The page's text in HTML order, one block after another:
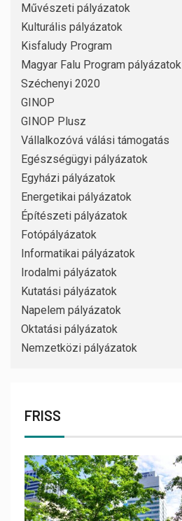
Művészeti pályázatok
Kulturális pályázatok
Kisfaludy Program
Magyar Falu Program pályázatok
Széchenyi 2020
GINOP
GINOP Plusz
Vállalkozóvá válási támogatás
Egészségügyi pályázatok
Egyházi pályázatok
Energetikai pályázatok
Építészeti pályázatok
Fotópályázatok
Informatikai pályázatok
Irodalmi pályázatok
Kutatási pályázatok
Napelem pályázatok
Oktatási pályázatok
Nemzetközi pályázatok
FRISS